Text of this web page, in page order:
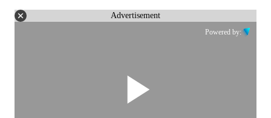
Advertisement
Powered by: